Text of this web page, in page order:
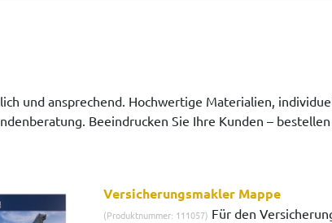
und ansprechend. Hochwertige Materialien,
Beeindrucken Sie Ihre Kunden –
Versicherungsmakler Mappe
(Produktnummer: 111057) Für den